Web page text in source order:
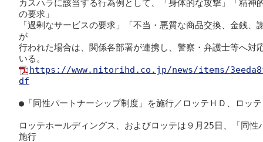
カスハラに該当する行為例として、「身体的な攻撃」「精神
の要求」
「過剰なサービスの要求」「不当・悪質な商品交換、金銭
が
行われた場合は、関係各部署が連携し、警察・弁護士等へ対
https://www.nitorihd.co.jp/news/items/
df
●「同性パートナーシップ制度」を施行／ロッテＨＤ、ロッテ
ロッテホールディングス、およびロッテは９月25日、「同
施行